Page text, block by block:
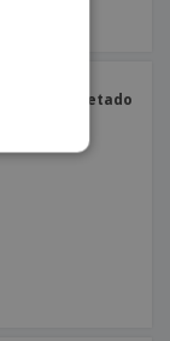
| Copo facetado